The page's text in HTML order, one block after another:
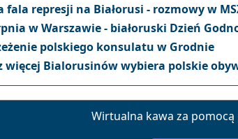
fala represji na Białorusi - rozmowy w
w Warszawie - białoruski Dzień
polskiego konsulatu w Grodnie
więcej Bialorusinów wybiera polskie
Wirtualna kawa za